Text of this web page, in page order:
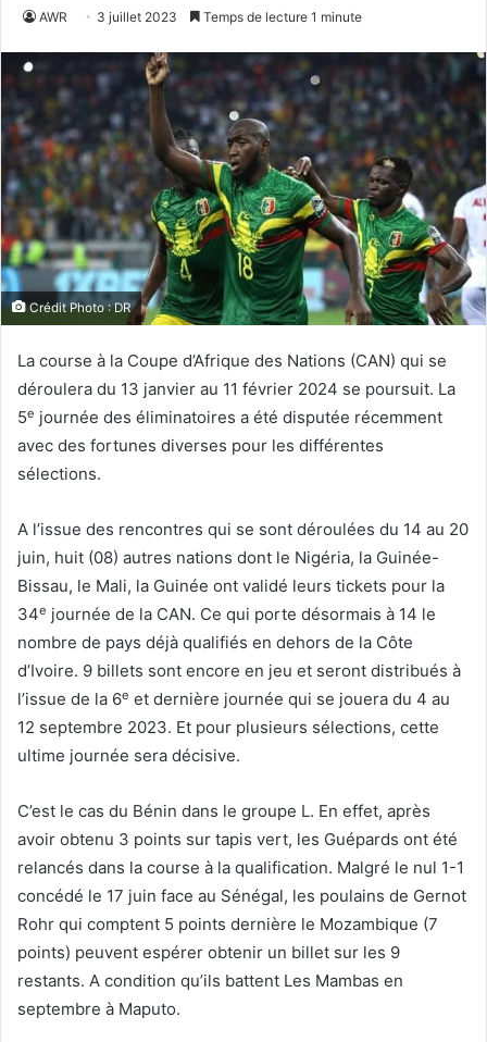
AWR 3 juillet 2023 Temps de lecture 1 minute
Crédit Photo : DR
La course à la Coupe d’Afrique des Nations (CAN) qui se
déroulera du 13 janvier au 11 février 2024 se poursuit. La
5e journée des éliminatoires a été disputée récemment
avec des fortunes diverses pour les différentes
sélections.
A l’issue des rencontres qui se sont déroulées du 14 au 20
juin, huit (08) autres nations dont le Nigéria, la Guinée-
Bissau, le Mali, la Guinée ont validé leurs tickets pour la
34e journée de la CAN. Ce qui porte désormais à 14 le
nombre de pays déjà qualifiés en dehors de la Côte
d’Ivoire. 9 billets sont encore en jeu et seront distribués à
l’issue de la 6e et dernière journée qui se jouera du 4 au
12 septembre 2023. Et pour plusieurs sélections, cette
ultime journée sera décisive.
C’est le cas du Bénin dans le groupe L. En effet, après
avoir obtenu 3 points sur tapis vert, les Guépards ont été
relancés dans la course à la qualification. Malgré le nul 1-1
concédé le 17 juin face au Sénégal, les poulains de Gernot
Rohr qui comptent 5 points dernière le Mozambique (7
points) peuvent espérer obtenir un billet sur les 9
restants. A condition qu’ils battent Les Mambas en
septembre à Maputo.